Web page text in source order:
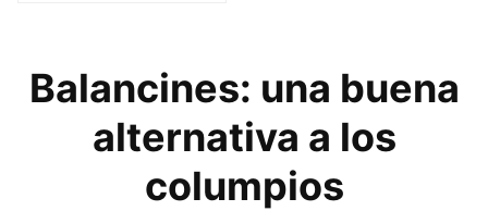
Balancines: una buena
alternativa a los
columpios